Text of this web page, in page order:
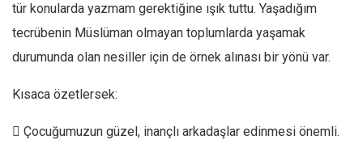
tür konularda yazmam gerektiğine ışık tuttu. Yaşadığım
tecrübenin Müslüman olmayan toplumlarda yaşamak
durumunda olan nesiller için de örnek alınası bir yönü var.
Kısaca özetlersek:
 Çocuğumuzun güzel, inançlı arkadaşlar edinmesi önemli.